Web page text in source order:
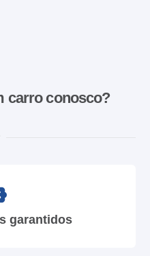
carro conosco?
garantidos